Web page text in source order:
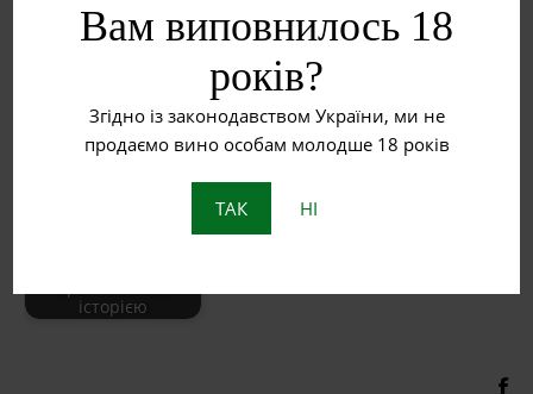
Вам виповнилось 18
років?
Згідно із законодавством України, ми не
продаємо вино особам молодше 18 років
ТАК НІ
Червоне вино Рожеве вино
історією